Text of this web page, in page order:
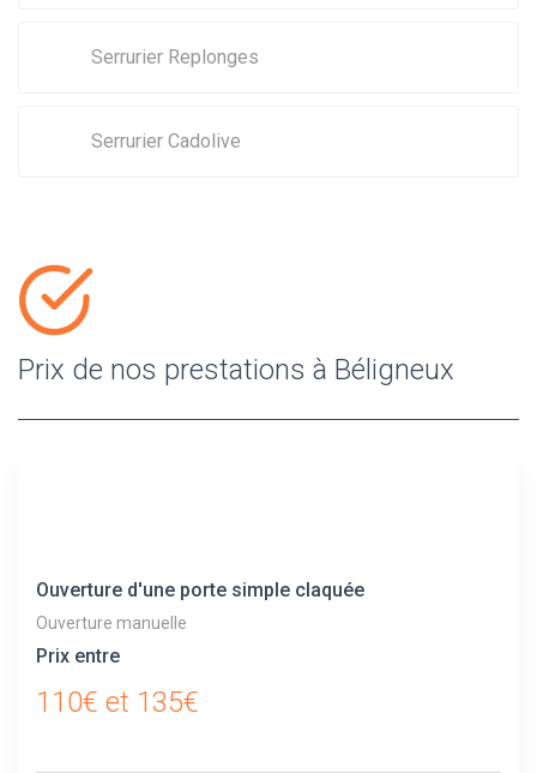
Serrurier Replonges
Serrurier Cadolive
Prix de nos prestations à Béligneux
Ouverture d'une porte simple claquée
Ouverture manuelle
Prix entre
110€ et 135€